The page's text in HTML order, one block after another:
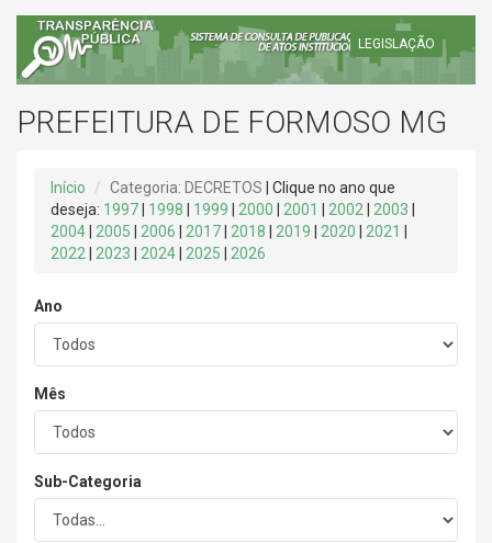
LEGISLAÇÃO
PREFEITURA DE FORMOSO MG
Início Categoria: DECRETOS | Clique no ano que
deseja: 1997 1998 1999 2000 2001 2002 2003
2004
2005 2006 2017 2018 2019 2020 2021
2022
2023 2024 2025 2026
Ano
Mês
Sub-Categoria